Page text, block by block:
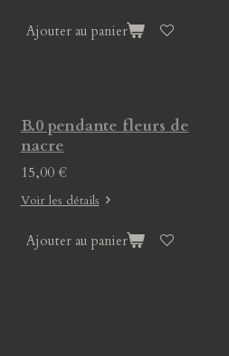
Ajouter au panier
B.0 pendante fleurs de
nacre
15,00 €
Voir les détails
Ajouter au panier